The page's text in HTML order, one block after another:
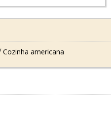
Cozinha americana